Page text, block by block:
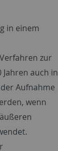
in einem
zur
auch in
Aufnahme
wenn